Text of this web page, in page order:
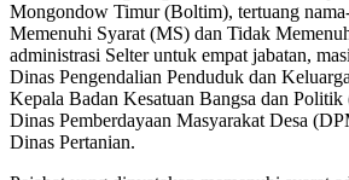
Mongondow Timur (Boltim), tertuang
Memenuhi Syarat (MS) dan Tidak
administrasi Selter untuk empat jabatan,
Dinas Pengendalian Penduduk dan
Kepala Badan Kesatuan Bangsa dan
Dinas Pemberdayaan Masyarakat Desa
Dinas Pertanian.